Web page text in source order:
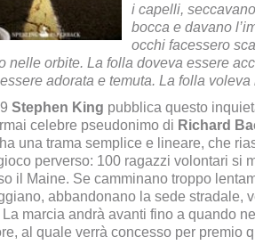
i capelli,
bocca e davano
occhi facessero
nelle orbite. La folla doveva essere
adorata e temuta. La folla
Stephen King pubblica questo
celebre pseudonimo di Richard
ha una trama semplice e lineare, che
perverso: 100 ragazzi volontari si
il Maine. Se camminano troppo
abbandonano la sede stradale,
marcia andrà avanti fino a quando
al quale verrà concesso per premio